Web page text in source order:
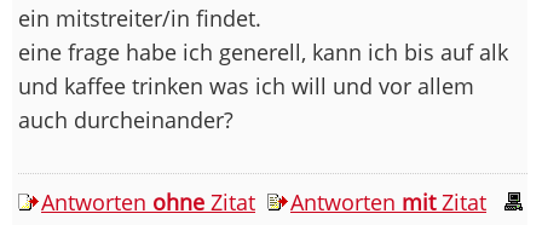
ein mitstreiter/in findet.
eine frage habe ich generell, kann ich bis auf alk
und kaffee trinken was ich will und vor allem
auch durcheinander?
Antworten ohne Zitat Antworten mitZitat